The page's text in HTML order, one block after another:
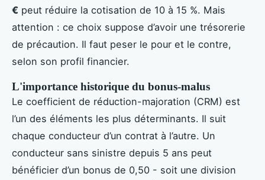
€ peut réduire la cotisation de 10 à 15 %. Mais
attention : ce choix suppose d’avoir une trésorerie
de précaution. Il faut peser le pour et le contre,
selon son profil financier.
L'importance historique du bonus-malus
Le coefficient de réduction-majoration (CRM) est
l’un des éléments les plus déterminants. Il suit
chaque conducteur d’un contrat à l’autre. Un
conducteur sans sinistre depuis 5 ans peut
bénéficier d’un bonus de 0,50 - soit une division